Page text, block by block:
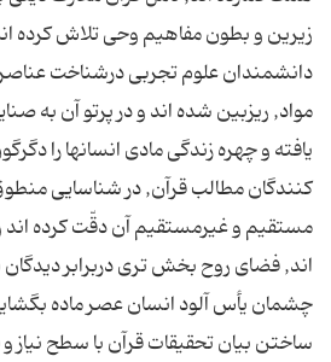
زیرین و بطون مفاهیم وحى تلاش كرده
دانشمندان علوم تجربى درشناخت
مواد, ریزبین شده اند و در پرتو آن به
یافته و چهره زندگى مادى انسانها را
كنندگان مطالب قرآن, در شناسایى
مستقیم و غیرمستقیم آن دقّت كرده اند
اند, فضاى روح بخش ترى دربرابر
چشمان یأس آلود انسان عصر ماده
ساختن بیان تحقیقات قرآن با سطح